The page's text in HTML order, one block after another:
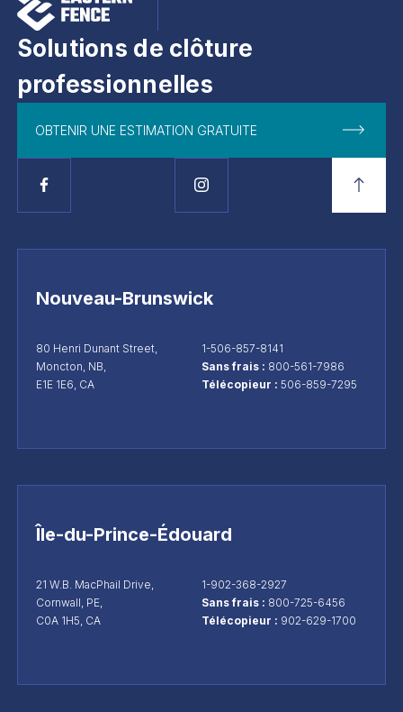
Solutions de clôture
professionnelles
OBTENIR UNE ESTIMATION GRATUITE
Nouveau-Brunswick
80 Henri Dunant Street,
Moncton, NB,
E1E 1E6, CA
1-506-857-8141
Sans frais : 800-561-7986
Télécopieur : 506-859-7295
Île-du-Prince-Édouard
21 W.B. MacPhail Drive,
Cornwall, PE,
C0A 1H5, CA
1-902-368-2927
Sans frais : 800-725-6456
Télécopieur : 902-629-1700